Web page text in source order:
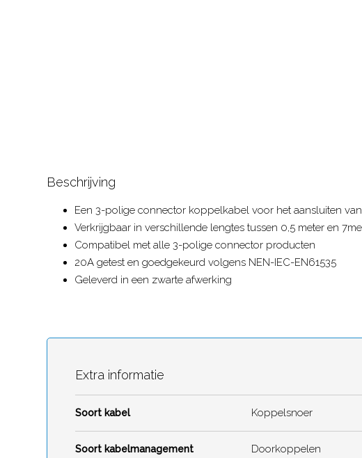
Beschrijving
Een 3-polige connector koppelkabel voor het aansluiten
Verkrijgbaar in verschillende lengtes tussen 0,5 meter en
Compatibel met alle 3-polige connector producten
20A getest en goedgekeurd volgens NEN-IEC-EN61535
Geleverd in een zwarte afwerking
Extra informatie
Soort kabel Koppelsnoer
Soort kabelmanagement Doorkoppelen